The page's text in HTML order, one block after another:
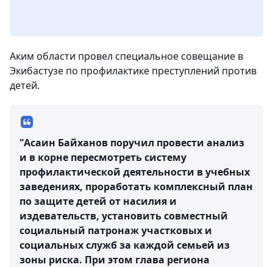
Аким области провел специальное совещание в
Экибастузе по профилактике преступлений против
детей.
"Асаин Байханов поручил провести анализ
и в корне пересмотреть систему
профилактической деятельности в учебных
заведениях, проработать комплексный план
по защите детей от насилия и
издевательств, установить совместный
социальный патронаж участковых и
социальных служб за каждой семьей из
зоны риска. При этом глава региона